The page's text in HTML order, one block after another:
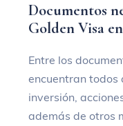
Documentos
Golden Visa
Entre los
encuentran todos
inversión,
además de otros